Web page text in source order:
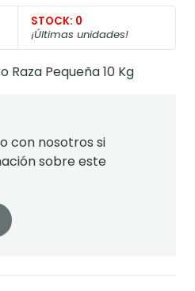
STOCK: 0
¡Últimas unidades!
con nosotros si
sobre este